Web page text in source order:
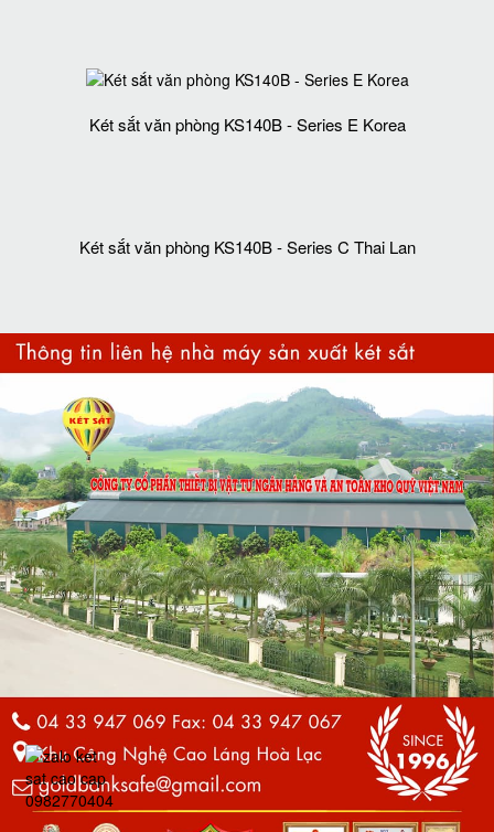
Két sắt văn phòng KS140B - Series E Korea